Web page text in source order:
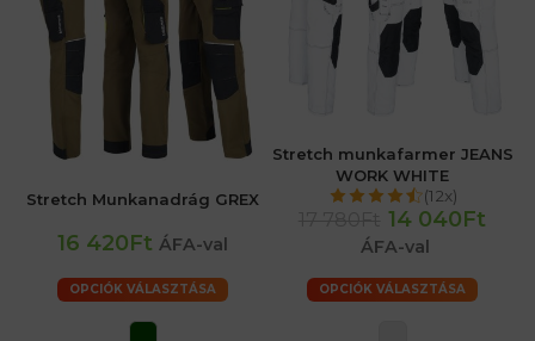
Stretch Munkanadrág GREX
16 420Ft ÁFA-val
OPCIÓK VÁLASZTÁSA
Stretch munkafarmer JEANS
WORK WHITE
(12x)
14 040Ft
ÁFA-val
OPCIÓK VÁLASZTÁSA